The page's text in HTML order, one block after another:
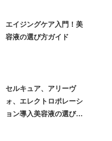
エイジングケア入門！美
容液の選び方ガイド
セルキュア、アリーヴ
ォ、エレクトロポレーシ
ョン導入美容液の選び方